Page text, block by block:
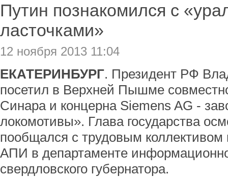
Путин познакомился с
ласточками»
12 ноября 2013 11:04
ЕКАТЕРИНБУРГ. Президент РФ
посетил в Верхней Пышме
Синара и концерна Siemens AG -
локомотивы». Глава государства
пообщался с трудовым
АПИ в департаменте
свердловского губернатора.